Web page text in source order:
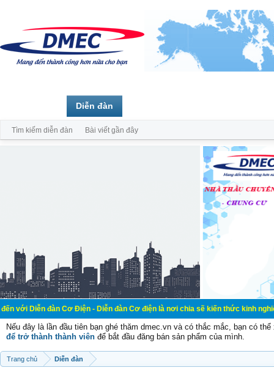
đàn Cơ Điện - Diễn đàn Cơ điện là nơi chia sẽ kiến thức kinh nghiệm
Nếu đây là lần đầu tiên bạn ghé thăm dmec.vn và có thắc mắc, bạn có
để trở thành thành viên để bắt đầu đăng bán sản phẩm của mình.
Trang chủ Diễn đàn
Diễn đàn
Tìm kiếm diễn đàn Bài viết gần đây